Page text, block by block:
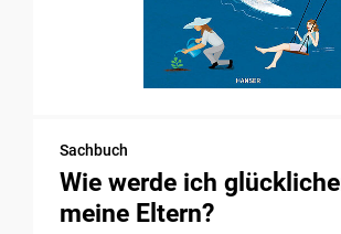
Sachbuch
Wie werde ich
meine Eltern?